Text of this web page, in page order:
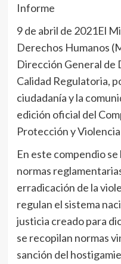
Informe
9 de abril de 2021El
Derechos Humanos
Dirección General de
Calidad Regulatoria,
ciudadanía y la
edición oficial del
Protección y
En este compendio se
normas
erradicación de la
regulan el sistema
justicia creado para
se recopilan normas
sanción del